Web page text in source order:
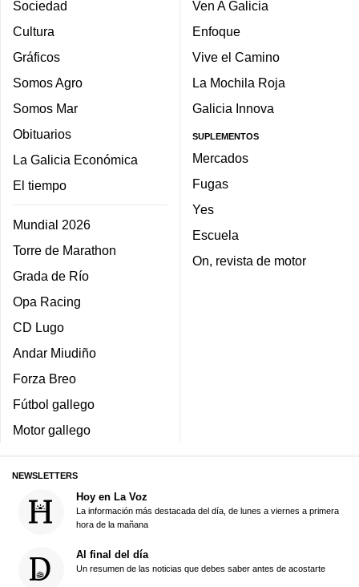
Sociedad
Cultura
Gráficos
Somos Agro
Somos Mar
Obituarios
La Galicia Económica
El tiempo
Mundial 2026
Torre de Marathon
Grada de Río
Opa Racing
CD Lugo
Andar Miudiño
Forza Breo
Fútbol gallego
Motor gallego
Ven A Galicia
Enfoque
Vive el Camino
La Mochila Roja
Galicia Innova
SUPLEMENTOS
Mercados
Fugas
Yes
Escuela
On, revista de motor
NEWSLETTERS
Hoy en La Voz
La información más destacada del día, de lunes a viernes a primera
hora de la mañana
Al final del día
Un resumen de las noticias que debes saber antes de acostarte